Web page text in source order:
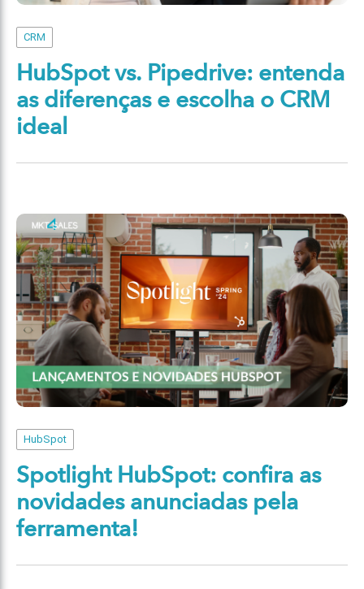
CRM
HubSpot vs. Pipedrive: entenda
as diferenças e escolha o CRM
ideal
HubSpot
Spotlight HubSpot: confira as
novidades anunciadas pela
ferramenta!